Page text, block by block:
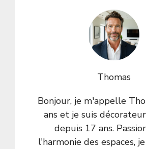
Thomas
Bonjour, je m'appelle
ans et je suis
depuis 17 ans.
l'harmonie des espaces,